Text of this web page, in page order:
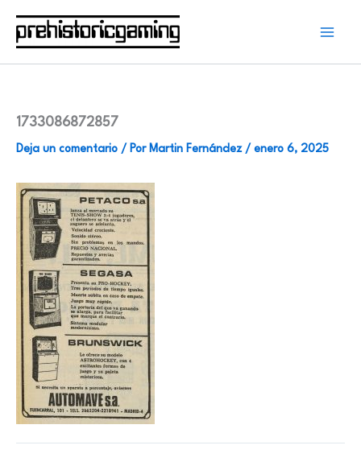
contenido
1733086872857
Deja un comentario / Por Martin Fernández / enero 6, 2025